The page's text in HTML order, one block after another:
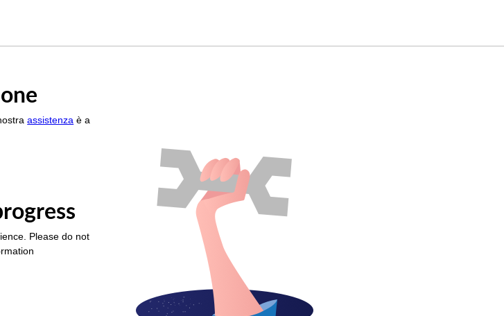
assistenza è a
Please do not